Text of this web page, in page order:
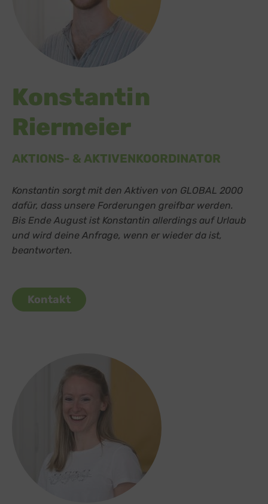
Konstantin
Riermeier
AKTIONS- & AKTIVENKOORDINATOR
Konstantin sorgt mit den Aktiven von GLOBAL 2000
dafür, dass unsere Forderungen greifbar werden.
Bis Ende August ist Konstantin allerdings auf Urlaub
und wird deine Anfrage, wenn er wieder da ist,
beantworten.
Kontakt